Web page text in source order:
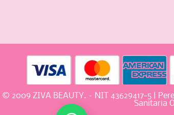
© 2009 ZIVA BEAUTY. – NIT 43629417-5 |
Sanitaria